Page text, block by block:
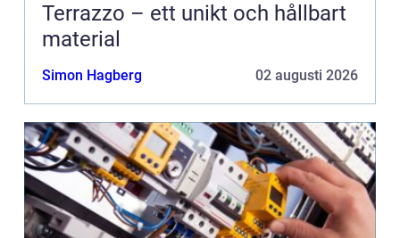
Terrazzo – ett unikt och hållbart
material
Simon Hagberg 02 augusti 2026